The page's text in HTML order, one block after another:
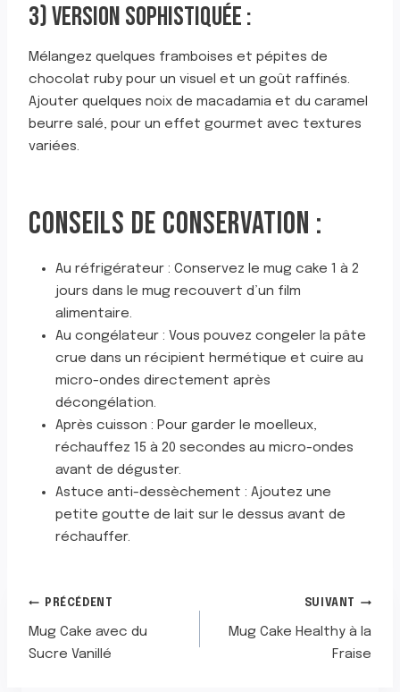
3) VERSION SOPHISTIQUÉE :
Mélangez quelques framboises et pépites de
chocolat ruby pour un visuel et un goût raffinés.
Ajouter quelques noix de macadamia et du caramel
beurre salé, pour un effet gourmet avec textures
variées.
CONSEILS DE CONSERVATION :
Au réfrigérateur : Conservez le mug cake 1 à 2
jours dans le mug recouvert d’un film
alimentaire.
Au congélateur : Vous pouvez congeler la pâte
crue dans un récipient hermétique et cuire au
micro-ondes directement après
décongélation.
Après cuisson : Pour garder le moelleux,
réchauffez 15 à 20 secondes au micro-ondes
avant de déguster.
Astuce anti-dessèchement : Ajoutez une
petite goutte de lait sur le dessus avant de
réchauffer.
NAVIGATION
DE
PRÉCÉDENT
Mug Cake avec du
Sucre Vanillé
SUIVANT
Mug Cake Healthy à la
Fraise